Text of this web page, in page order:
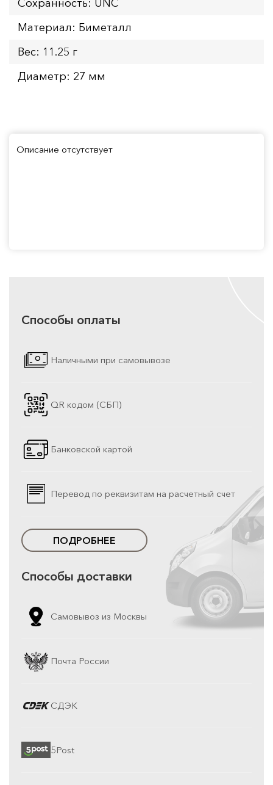
Сохранность: UNC
Материал: Биметалл
Вес: 11.25 г
Диаметр: 27 мм
Описание отсутствует
Способы оплаты
Наличными при самовывозе
QR кодом (СБП)
Банковской картой
Перевод по реквизитам на расчетный счет
ПОДРОБНЕЕ
Способы доставки
Самовывоз из Москвы
Почта России
СДЭК
5Post